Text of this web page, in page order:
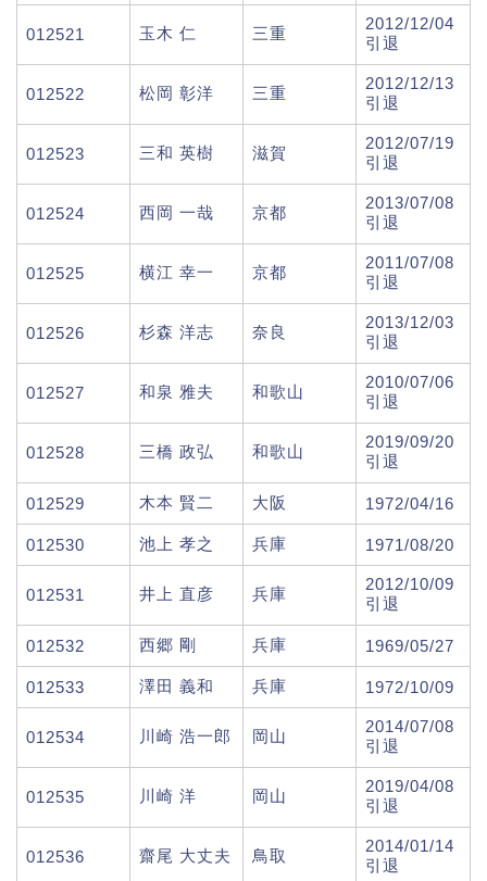
012521 玉木 仁 三重
2012/12/04
引退
012522 松岡 彰洋 三重
2012/12/13
引退
012523 三和 英樹 滋賀
2012/07/19
引退
012524 西岡 一哉 京都
2013/07/08
引退
012525 横江 幸一 京都
2011/07/08
引退
012526 杉森 洋志 奈良
2013/12/03
引退
012527 和泉 雅夫 和歌山
2010/07/06
引退
012528 三橋 政弘 和歌山
2019/09/20
引退
012529 木本 賢二 大阪 1972/04/16
012530 池上 孝之 兵庫 1971/08/20
012531 井上 直彦 兵庫
2012/10/09
引退
012532 西郷 剛 兵庫 1969/05/27
012533 澤田 義和 兵庫 1972/10/09
012534 川崎 浩一郎 岡山
2014/07/08
引退
012535 川崎 洋 岡山
2019/04/08
引退
012536 齋尾 大丈夫 鳥取
2014/01/14
引退